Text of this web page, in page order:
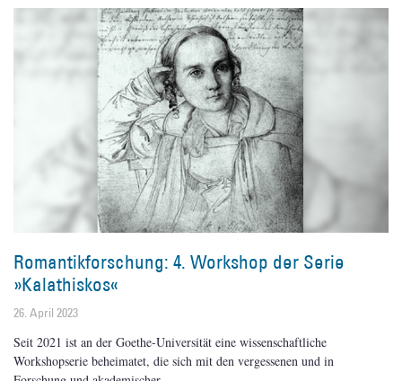
Romantikforschung: 4. Workshop der Serie
»Kalathiskos«
26. April 2023
Seit 2021 ist an der Goethe-Universität eine wissenschaftliche
Workshopserie beheimatet, die sich mit den vergessenen und in